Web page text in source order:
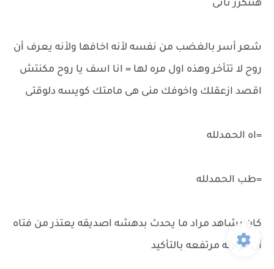
هتتكرر تانى
شعر أسر بالغضب من نفسه لأنه اخافها ولأنه يعرف أن
روح لا تتأخر وهذه اول مره لها = انا اسف يا روح مكنتش
اقصد ازعقلك واخوفك منى هى مامتك كويسه دلوقتى
=اه الحمدلله
=طب الحمدلله
كان يشاهد مراد ما يحدث بدهشه اصديقه يعتذر من فتاه
أن حرارته مرتفعه بالتأكيد